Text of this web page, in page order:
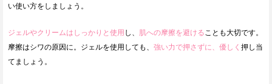
い使い方をしましょう。
ジェルやクリームはしっかりと使用 し、 肌への摩擦を避ける ことも大切です。
摩擦はシワの原因に。ジェルを使用しても、 強い力で押さずに、優しく 押し当
てましょう。